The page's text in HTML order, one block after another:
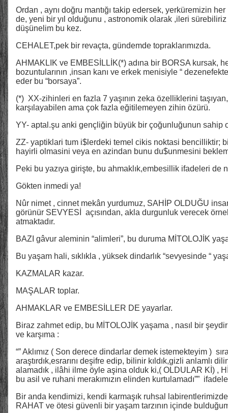
Ordan , aynı doğru mantığı takip edersek, yerküremizin
de, yeni bir yıl olduğunu , astronomik olarak ,ileri
düşünelim bu kez.
CEHALET,pek bir revaçta, gündemde topraklarımızda.
AHMAKLIK ve EMBESİLLİK(*) adına bir BORSA kursak,
bozuntularının ,insan kanı ve erkek menisiyle “
eder bu “borsaya”.
(*) XX-zihinleri en fazla 7 yaşının zeka özelliklerini
karşılayabilen ama çok fazla eğitilemeyen zihin özürü.
YY- aptal.şu anki gençliğin büyük bir çoğunluğunun sahip
ZZ- yaptiklari tum i$lerdeki temel cikis noktasi bencilliktir;
hayirli olmasini veya en azindan bunu du$unmesini
Peki bu yazıya girişte, bu ahmaklık,embesillik ifadeleri de
Gökten inmedi ya!
Nûr nimet , cinnet mekân yurdumuz, SAHİP OLDUĞU
görünür SEVYESİ açısından, akla durgunluk verecek
atmaktadır.
BAZI gâvur aleminin “alimleri”, bu duruma MİTOLOJİK
Bu yaşam hali, sıklıkla , yüksek dindarlık “sevyesinde “
KAZMALAR kazar.
MAŞALAR toplar.
AHMAKLAR ve EMBESİLLER DE yayarlar.
Biraz zahmet edip, bu MİTOLOJİK yaşama , nasıl bir
ve karşıma :
“” Aklımız ( Son derece dindarlar demek istemekteyim )
araştırdık,esrarını deşifre edip, bilinir kıldık,gizli anlamlı
alamadık , ilâhi ilme öyle aşina olduk ki,( OLDULAR Kİ) ,
bu asil ve ruhani merakımızın elinden kurtulamadı””
Bir anda kendimizi, kendi karmaşık ruhsal
RAHAT ve ötesi güvenli bir yaşam tarzının içinde